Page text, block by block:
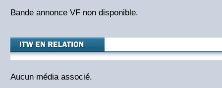
Bande annonce VF non disponible.
Aucun média associé.